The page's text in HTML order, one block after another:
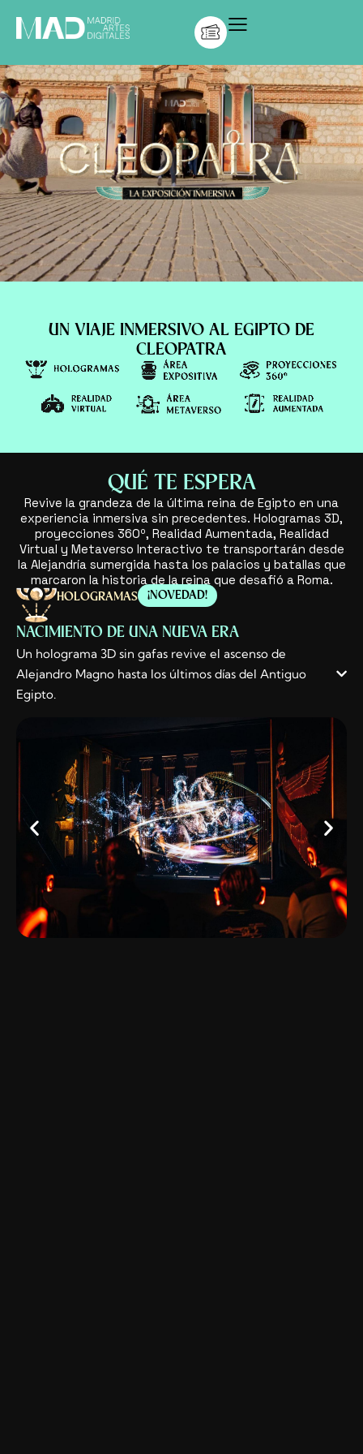
UN VIAJE INMERSIVO AL EGIPTO DE
CLEOPATRA
QUÉ TE ESPERA
Revive la grandeza de la última reina de Egipto en una
experiencia inmersiva sin precedentes. Hologramas 3D,
proyecciones 360º, Realidad Aumentada, Realidad
Virtual y Metaverso Interactivo te transportarán desde
la Alejandría sumergida hasta los palacios y batallas que
marcaron la historia de la reina que desafió a Roma.
HOLOGRAMAS ¡NOVEDAD!
NACIMIENTO DE UNA NUEVA ERA
Un holograma 3D sin gafas revive el ascenso de
Alejandro Magno hasta los últimos días del Antiguo
Egipto.